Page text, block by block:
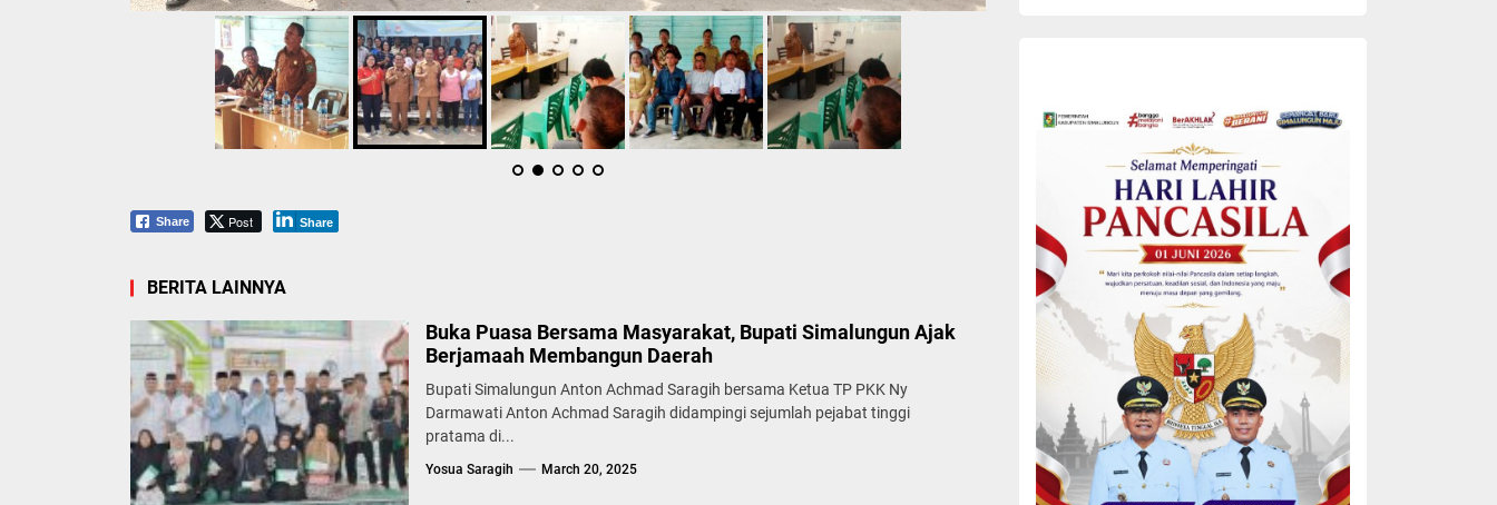
Share Post Share
BERITA LAINNYA
Buka Puasa Bersama Masyarakat, Bupati Simalungun Ajak
Berjamaah Membangun Daerah
Bupati Simalungun Anton Achmad Saragih bersama Ketua TP PKK Ny
Darmawati Anton Achmad Saragih didampingi sejumlah pejabat tinggi
pratama di...
Yosua Saragih March 20, 2025